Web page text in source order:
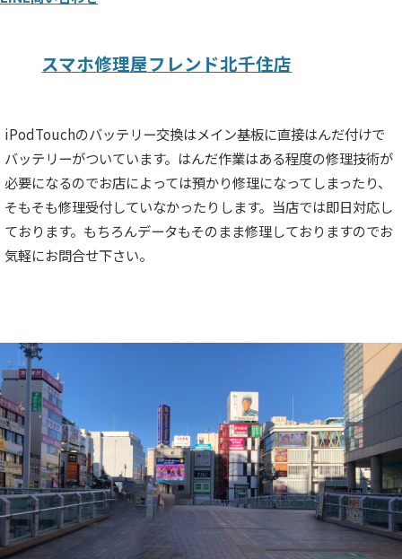
スマホ修理屋フレンド北千住店
iPodTouchのバッテリー交換はメイン基板に直接はんだ付けで
バッテリーがついています。はんだ作業はある程度の修理技術が
必要になるのでお店によっては預かり修理になってしまったり、
そもそも修理受付していなかったりします。当店では即日対応し
ております。もちろんデータもそのまま修理しておりますのでお
気軽にお問合せ下さい。